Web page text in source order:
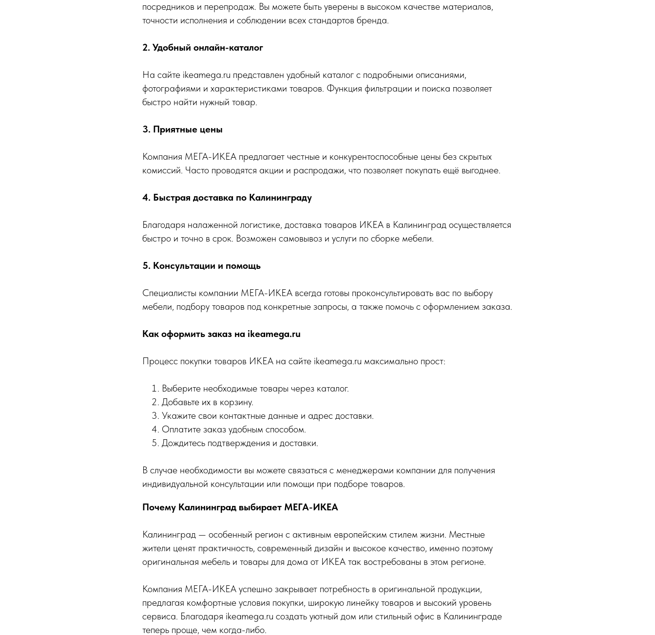
посредников и перепродаж. Вы можете быть уверены в высоком качестве материалов,
точности исполнения и соблюдении всех стандартов бренда.
2. Удобный онлайн-каталог
На сайте ikeamega.ru представлен удобный каталог с подробными описаниями,
фотографиями и характеристиками товаров. Функция фильтрации и поиска позволяет
быстро найти нужный товар.
3. Приятные цены
Компания МЕГА-ИКЕА предлагает честные и конкурентоспособные цены без скрытых
комиссий. Часто проводятся акции и распродажи, что позволяет покупать ещё выгоднее.
4. Быстрая доставка по Калининграду
Благодаря налаженной логистике, доставка товаров ИКЕА в Калининград осуществляется
быстро и точно в срок. Возможен самовывоз и услуги по сборке мебели.
5. Консультации и помощь
Специалисты компании МЕГА-ИКЕА всегда готовы проконсультировать вас по выбору
мебели, подбору товаров под конкретные запросы, а также помочь с оформлением заказа.
Как оформить заказ на ikeamega.ru
Процесс покупки товаров ИКЕА на сайте ikeamega.ru максимально прост:
Выберите необходимые товары через каталог.
Добавьте их в корзину.
Укажите свои контактные данные и адрес доставки.
Оплатите заказ удобным способом.
Дождитесь подтверждения и доставки.
В случае необходимости вы можете связаться с менеджерами компании для получения
индивидуальной консультации или помощи при подборе товаров.
Почему Калининград выбирает МЕГА-ИКЕА
Калининград — особенный регион с активным европейским стилем жизни. Местные
жители ценят практичность, современный дизайн и высокое качество, именно поэтому
оригинальная мебель и товары для дома от ИКЕА так востребованы в этом регионе.
Компания МЕГА-ИКЕА успешно закрывает потребность в оригинальной продукции,
предлагая комфортные условия покупки, широкую линейку товаров и высокий уровень
сервиса. Благодаря ikeamega.ru создать уютный дом или стильный офис в Калининграде
теперь проще, чем когда-либо.